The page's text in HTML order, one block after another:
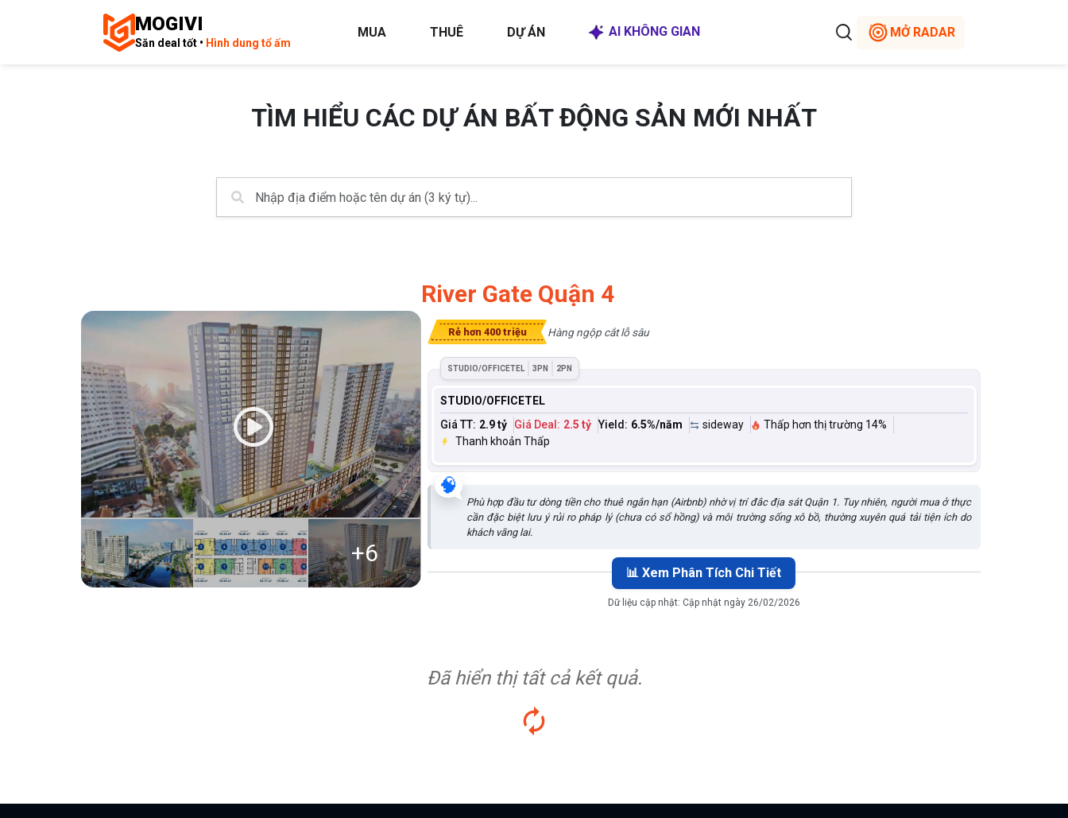
MOGIVI
Săn deal tốt • Hình dung tổ ấm
MUA THUÊ DỰ ÁN AI KHÔNG GIAN MỞ RADAR
TÌM HIỂU CÁC DỰ ÁN BẤT ĐỘNG SẢN MỚI NHẤT
+6
River Gate Quận 4
Rẻ hơn 400 triệu Hàng ngộp cắt lỗ sâu
STUDIO/OFFICETEL 3PN 2PN
STUDIO/OFFICETEL
Giá TT: 2.9 tỷ Giá Deal: 2.5 tỷ Yield: 6.5%/năm sideway
Thấp hơn thị trường 14%
Thanh khoản Thấp
🧠
Phù hợp đầu tư dòng tiền cho thuê ngắn hạn (Airbnb) nhờ vị trí đắc địa sát Quận 1. Tuy nhiên, người mua ở thực
cần đặc biệt lưu ý rủi ro pháp lý (chưa có sổ hồng) và môi trường sống xô bồ, thường xuyên quá tải tiện ích do
khách vãng lai.
📊 Xem Phân Tích Chi Tiết
Dữ liệu cập nhật: Cập nhật ngày 26/02/2026
Đã hiển thị tất cả kết quả.